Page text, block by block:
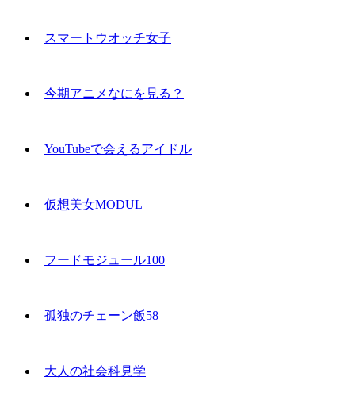
スマートウオッチ女子
今期アニメなにを見る？
YouTubeで会えるアイドル
仮想美女MODUL
フードモジュール100
孤独のチェーン飯58
大人の社会科見学